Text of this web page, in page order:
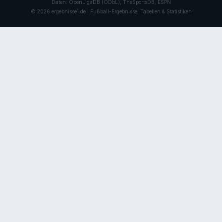
Daten: OpenLigaDB (ODbL), TheSportsDB, ESPN
© 2026 ergebnisse1.de | Fußball-Ergebnisse, Tabellen & Statistiken